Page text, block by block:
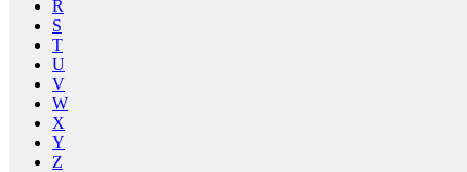
R
S
T
U
V
W
X
Y
Z